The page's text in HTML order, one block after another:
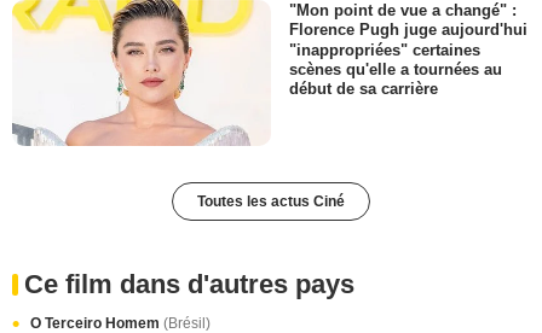
"Mon point de vue a changé" :
Florence Pugh juge aujourd'hui
"inappropriées" certaines
scènes qu'elle a tournées au
début de sa carrière
Toutes les actus Ciné
Ce film dans d'autres pays
O Terceiro Homem (Brésil)